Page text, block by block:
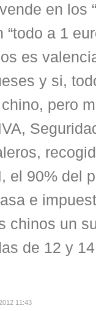
en los
a 1
es
y si,
pero
el 90% del
e
chinos un
de 12 y
11:43